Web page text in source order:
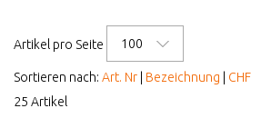
AB WELCHEM ALTER
Artikel pro Seite 100
Sortieren nach: Art. Nr Bezeichnung
CHF
25 Artikel